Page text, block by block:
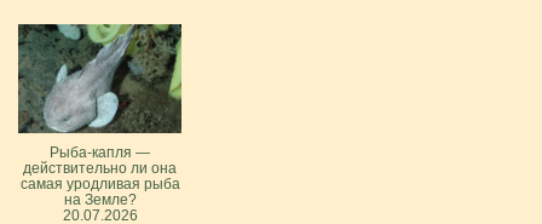
Рыба-капля —
действительно ли она
самая уродливая рыба
на Земле?
20.07.2026